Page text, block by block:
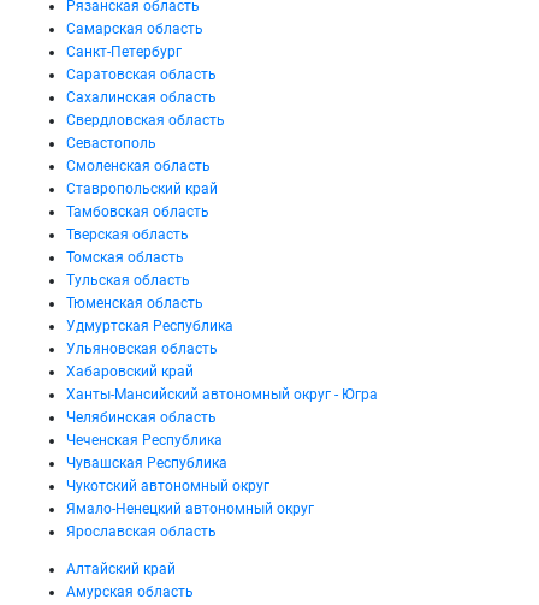
Рязанская область
Самарская область
Санкт-Петербург
Саратовская область
Сахалинская область
Свердловская область
Севастополь
Смоленская область
Ставропольский край
Тамбовская область
Тверская область
Томская область
Тульская область
Тюменская область
Удмуртская Республика
Ульяновская область
Хабаровский край
Ханты-Мансийский автономный округ - Югра
Челябинская область
Чеченская Республика
Чувашская Республика
Чукотский автономный округ
Ямало-Ненецкий автономный округ
Ярославская область
Алтайский край
Амурская область